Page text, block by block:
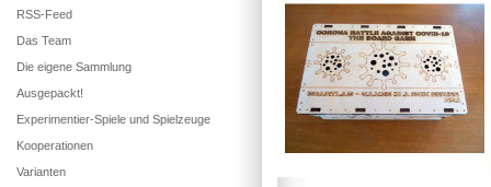
RSS-Feed
Das Team
Die eigene Sammlung
Ausgepackt!
Experimentier-Spiele und Spielzeuge
Kooperationen
Varianten